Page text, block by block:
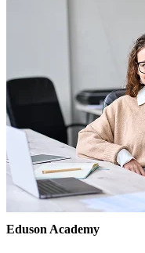
Eduson Academy